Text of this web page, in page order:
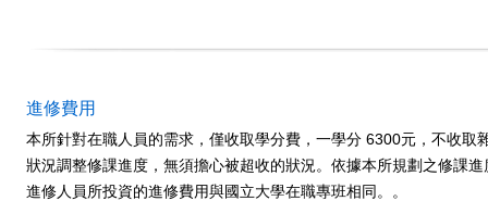
進修費用
本所針對在職人員的需求，僅收取學分費，一學分 6300元，不收取
狀況調整修課進度，無須擔心被超收的狀況。依據本所規劃之修課
進修人員所投資的進修費用與國立大學在職專班相同。。